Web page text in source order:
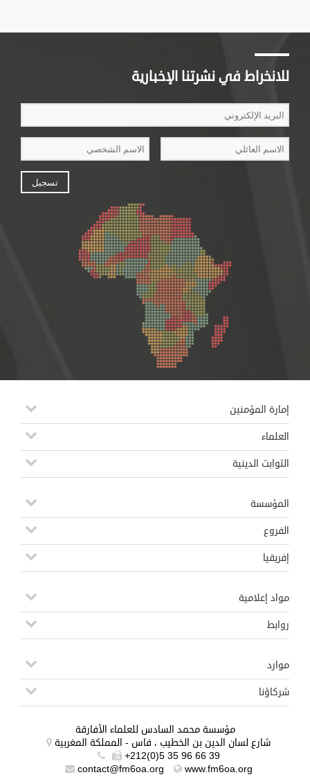
للانخراط في نشرتنا الإخبارية
إمارة المؤمنين
العلماء
الثوابت الدينية
المؤسسة
الفروع
إفريقيا
مواد إعلامية
روابط
موارد
شركاؤنا
مؤسسة محمد السادس للعلماء الأفارقة
شارع لسان الدين بن الخطيب ، فاس - المملكة المغربية
+212(0)5 35 96 66 39
contact@fm6oa.org
www.fm6oa.org